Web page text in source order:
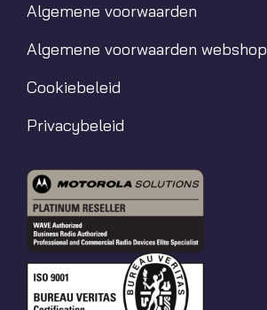
Algemene voorwaarden
Algemene voorwaarden webshop
Cookiebeleid
Privacybeleid